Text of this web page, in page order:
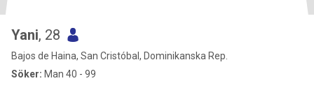
Yani, 28
Bajos de Haina, San Cristóbal, Dominikanska Rep.
Söker: Man 40 - 99